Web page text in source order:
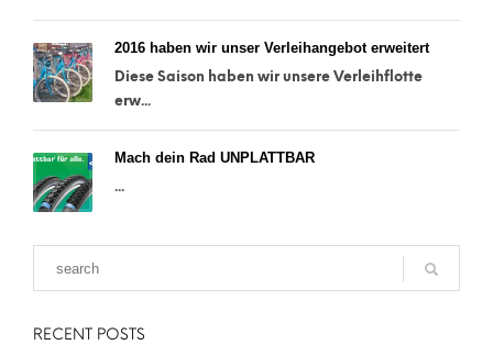
2016 haben wir unser Verleihangebot erweitert
Diese Saison haben wir unsere Verleihflotte
erw...
Mach dein Rad UNPLATTBAR
...
RECENT POSTS